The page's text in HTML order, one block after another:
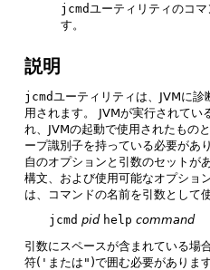
jcmd ユーティリティのコ
す。
説明
jcmd ユーティリティは、JVMに
用されます。
JVMが実行されてい
れ、JVMの起動で使用されたもの
ープ識別子を持っている必要があり
自のオプションと引数のセットが
構文、および使用可能なオプショ
は、コマンドの名前を引数として
jcmd pid help command
引数にスペースが含まれている場
符( ' または " )で囲む必要があります